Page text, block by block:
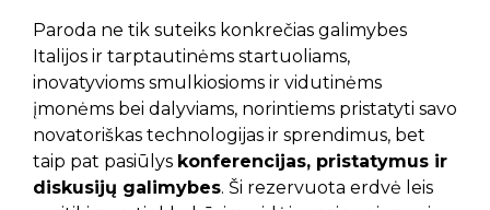
Paroda ne tik suteiks konkrečias galimybes
Italijos ir tarptautinėms startuoliams,
inovatyvioms smulkiosioms ir vidutinėms
įmonėms bei dalyviams, norintiems pristatyti savo
novatoriškas technologijas ir sprendimus, bet
taip pat pasiūlys konferencijas, pristatymus ir
diskusijų galimybes. Ši rezervuota erdvė leis